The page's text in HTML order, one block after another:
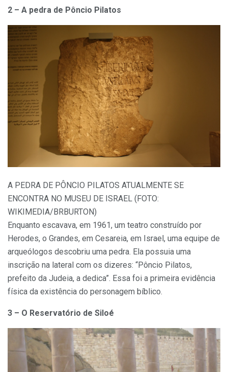
2 – A pedra de Pôncio Pilatos
A PEDRA DE PÔNCIO PILATOS ATUALMENTE SE
ENCONTRA NO MUSEU DE ISRAEL (FOTO:
WIKIMEDIA/BRBURTON)
Enquanto escavava, em 1961, um teatro construído por
Herodes, o Grandes, em Cesareia, em Israel, uma equipe de
arqueólogos descobriu uma pedra. Ela possuia uma
inscrição na lateral com os dizeres: “Pôncio Pilatos,
prefeito da Judeia, a dedica”. Essa foi a primeira evidência
física da existência do personagem bíblico.
3 – O Reservatório de Siloé